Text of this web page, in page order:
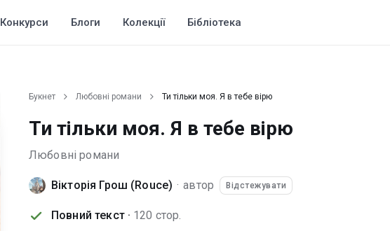
Конкурси Блоги Колекції Бібліотека
Букнет Любовні романи Ти тільки моя. Я в тебе вірю
Ти тільки моя. Я в тебе вірю
Любовні романи
Вікторія Грош (Rouce) · автор Відстежувати
Повний текст · 120 стор.